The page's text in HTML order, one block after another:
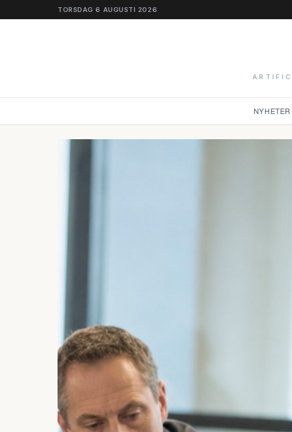
TORSDAG 6 AUGUSTI 2026
NYHETER